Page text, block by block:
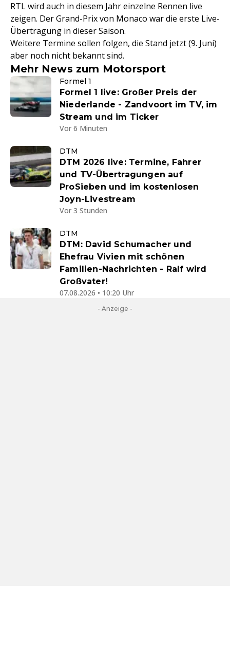
RTL wird auch in diesem Jahr einzelne Rennen live
zeigen. Der Grand-Prix von Monaco war die erste Live-
Übertragung in dieser Saison.
Weitere Termine sollen folgen, die Stand jetzt (9. Juni)
aber noch nicht bekannt sind.
Mehr News zum Motorsport
Formel 1
Formel 1 live: Großer Preis der
Niederlande - Zandvoort im TV, im
Stream und im Ticker
Vor 6 Minuten
DTM
DTM 2026 live: Termine, Fahrer
und TV-Übertragungen auf
ProSieben und im kostenlosen
Joyn-Livestream
Vor 3 Stunden
DTM
DTM: David Schumacher und
Ehefrau Vivien mit schönen
Familien-Nachrichten - Ralf wird
Großvater!
07.08.2026 • 10:20 Uhr
- Anzeige -